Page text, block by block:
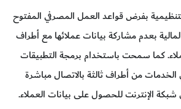
بفرض قواعد العمل المصرفي المفتوح
بعدم مشاركة بيانات عملائها مع أطراف
كما سمحت باستخدام برمجة التطبيقات
من أطراف ثالثة بالاتصال مباشرة
شبكة الإنترنت للحصول على بيانات العملاء.